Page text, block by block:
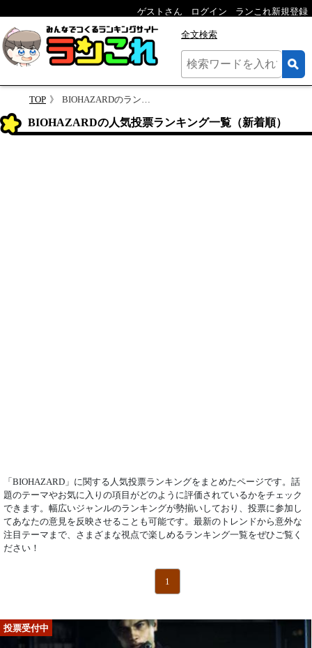
ゲストさん ログイン ランこれ新規登録
全文検索
TOP BIOHAZARDのランキング
BIOHAZARDの人気投票ランキング一覧（新着順）
「BIOHAZARD」に関する人気投票ランキングをまとめたページです。話
題のテーマやお気に入りの項目がどのように評価されているかをチェック
できます。幅広いジャンルのランキングが勢揃いしており、投票に参加し
てあなたの意見を反映させることも可能です。最新のトレンドから意外な
注目テーマまで、さまざまな視点で楽しめるランキング一覧をぜひご覧く
ださい！
1